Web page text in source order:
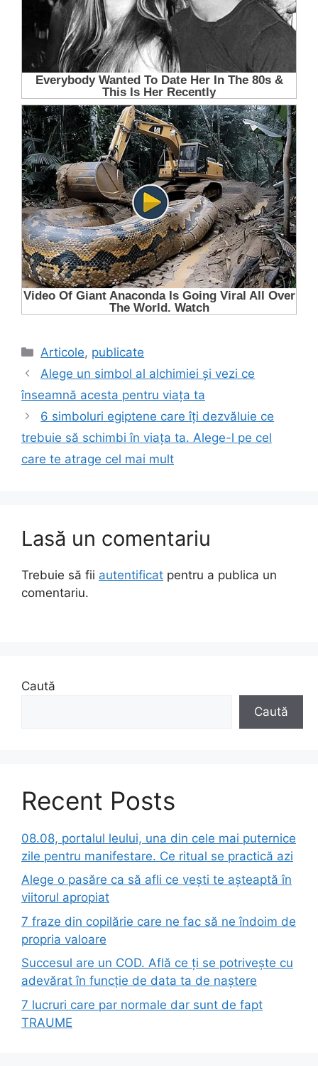
Categorii
Articole, publicate
Alege un simbol al alchimiei și vezi ce
înseamnă acesta pentru viața ta
6 simboluri egiptene care îți dezvăluie ce
trebuie să schimbi în viața ta. Alege-l pe cel
care te atrage cel mai mult
Lasă un comentariu
Trebuie să fii autentificat pentru a publica un
comentariu.
Caută
Caută
Recent Posts
08.08, portalul leului, una din cele mai puternice
zile pentru manifestare. Ce ritual se practică azi
Alege o pasăre ca să afli ce vești te așteaptă în
viitorul apropiat
7 fraze din copilărie care ne fac să ne îndoim de
propria valoare
Succesul are un COD. Află ce ți se potrivește cu
adevărat în funcție de data ta de naștere
7 lucruri care par normale dar sunt de fapt
TRAUME